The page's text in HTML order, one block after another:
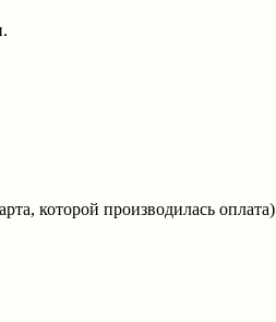
которой производилась оплата)